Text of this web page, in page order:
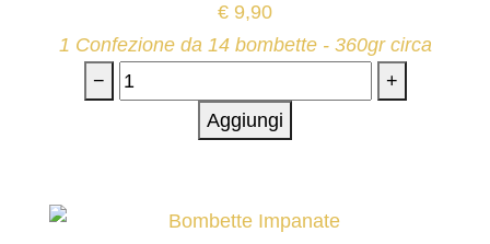
€ 9,90
1 Confezione da 14 bombette - 360gr circa
−
+
Aggiungi